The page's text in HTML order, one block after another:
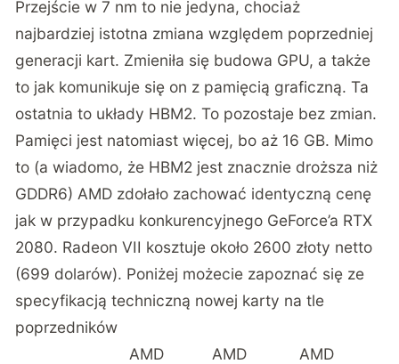
Przejście w 7 nm to nie jedyna, chociaż
najbardziej istotna zmiana względem poprzedniej
generacji kart. Zmieniła się budowa GPU, a także
to jak komunikuje się on z pamięcią graficzną. Ta
ostatnia to układy HBM2. To pozostaje bez zmian.
Pamięci jest natomiast więcej, bo aż 16 GB. Mimo
to (a wiadomo, że HBM2 jest znacznie droższa niż
GDDR6) AMD zdołało zachować identyczną cenę
jak w przypadku konkurencyjnego GeForce’a RTX
2080. Radeon VII kosztuje około 2600 złoty netto
(699 dolarów). Poniżej możecie zapoznać się ze
specyfikacją techniczną nowej karty na tle
poprzedników
AMD
AMD
AMD